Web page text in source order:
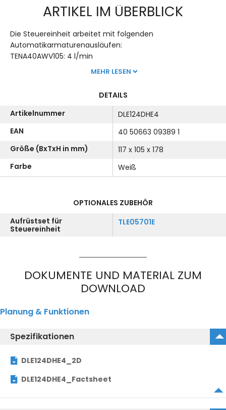
ARTIKEL IM ÜBERBLICK
Die Steuereinheit arbeitet mit folgenden
Automatikarmaturenausläufen:
TENA40AWV105: 4 l/min
MEHR LESEN
DETAILS
Artikelnummer
DLE124DHE4
EAN
40 50663 09389 1
Größe (BxTxH in mm)
117 x 105 x 178
Farbe
Weiß
OPTIONALES ZUBEHÖR
Aufrüstset für
Steuereinheit
TLE05701E
DOKUMENTE UND MATERIAL ZUM
DOWNLOAD
Planung & Funktionen
Spezifikationen
DLE124DHE4_2D
DLE124DHE4_Factsheet